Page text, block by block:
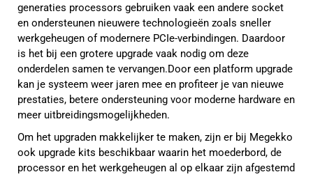
generaties processors gebruiken vaak een andere socket
en ondersteunen nieuwere technologieën zoals sneller
werkgeheugen of modernere PCIe-verbindingen. Daardoor
is het bij een grotere upgrade vaak nodig om deze
onderdelen samen te vervangen.Door een platform upgrade
kan je systeem weer jaren mee en profiteer je van nieuwe
prestaties, betere ondersteuning voor moderne hardware en
meer uitbreidingsmogelijkheden.
Om het upgraden makkelijker te maken, zijn er bij Megekko
ook upgrade kits beschikbaar waarin het moederbord, de
processor en het werkgeheugen al op elkaar zijn afgestemd